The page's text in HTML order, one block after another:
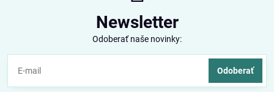
Newsletter
Odoberať naše novinky:
Odoberať